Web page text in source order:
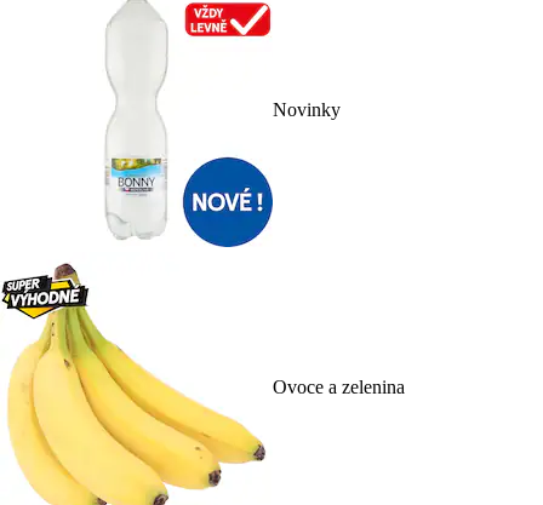
Novinky
Ovoce a zelenina